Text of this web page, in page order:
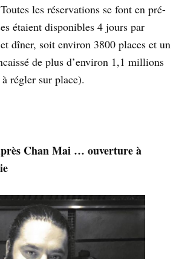
les réservations se font en pré-
étaient disponibles 4 jours par
dîner, soit environ 3800 places et un
de plus d’environ 1,1 millions
régler sur place).
Chan Mai … ouverture à